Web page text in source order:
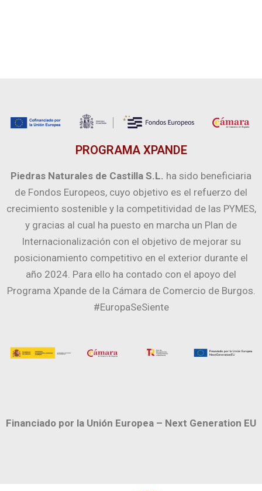
PROGRAMA XPANDE
Piedras Naturales de Castilla S.L. ha sido beneficiaria
de Fondos Europeos, cuyo objetivo es el refuerzo del
crecimiento sostenible y la competitividad de las PYMES,
y gracias al cual ha puesto en marcha un Plan de
Internacionalización con el objetivo de mejorar su
posicionamiento competitivo en el exterior durante el
año 2024. Para ello ha contado con el apoyo del
Programa Xpande de la Cámara de Comercio de Burgos.
#EuropaSeSiente
Financiado por la Unión Europea – Next Generation EU